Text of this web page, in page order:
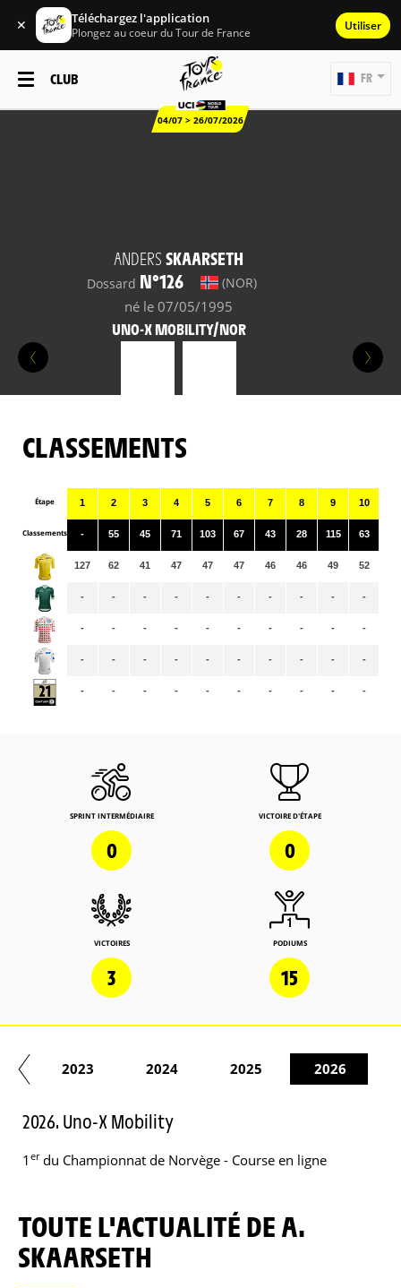
✕ Téléchargez l'application
Plongez au coeur du Tour de France Utiliser
CLUB
04/07 > 26/07/2026
FR
ANDERS SKAARSETH
Dossard N°126 (NOR)
né le 07/05/1995
UNO-X MOBILITY/NOR
CLASSEMENTS
Étape
Classements
1
-
127
-
-
-
-
2
55
62
-
-
-
-
3
45
41
-
-
-
-
4
71
47
-
-
-
-
5
103
47
-
-
-
-
6
67
47
-
-
-
-
7
43
46
-
-
-
-
8
28
46
-
-
-
-
9
115
49
-
-
-
-
10
63
52
-
-
-
-
SPRINT INTERMÉDIAIRE
0
VICTOIRE D'ÉTAPE
0
VICTOIRES
3
PODIUMS
15
2023 2024 2025 2026
2026. Uno-X Mobility
1 erdu Championnat de Norvège - Course en ligne
TOUTE L'ACTUALITÉ DE A.
SKAARSETH